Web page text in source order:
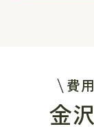
費
金